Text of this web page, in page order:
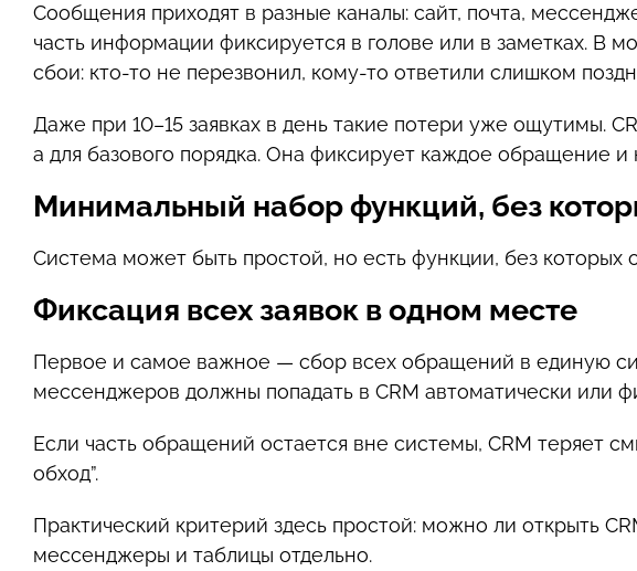
Сообщения приходят в разные каналы: сайт, почта,
часть информации фиксируется в голове или в заметках. В
сбои: кто-то не перезвонил, кому-то ответили слишком
Даже при 10–15 заявках в день такие потери уже ощутимы.
а для базового порядка. Она фиксирует каждое обращение и
Минимальный набор функций, без
Система может быть простой, но есть функции, без которых
Фиксация всех заявок в одном месте
Первое и самое важное — сбор всех обращений в единую
мессенджеров должны попадать в CRM автоматически или
Если часть обращений остается вне системы, CRM теряет
обход”.
Практический критерий здесь простой: можно ли открыть
мессенджеры и таблицы отдельно.